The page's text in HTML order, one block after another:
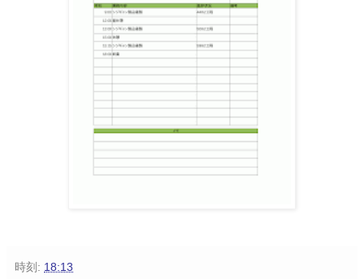
時刻: 18:13